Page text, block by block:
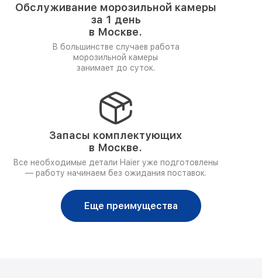
Обслуживание морозильной камеры
за 1 день
в Москве.
В большинстве случаев работа
морозильной камеры
занимает до суток.
Запасы комплектующих
в Москве.
Все необходимые детали Haier уже подготовлены
— работу начинаем без ожидания поставок.
Еще преимущества